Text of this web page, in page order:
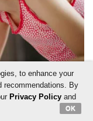
to enhance your
recommendations. By
Privacy Policyand
OK